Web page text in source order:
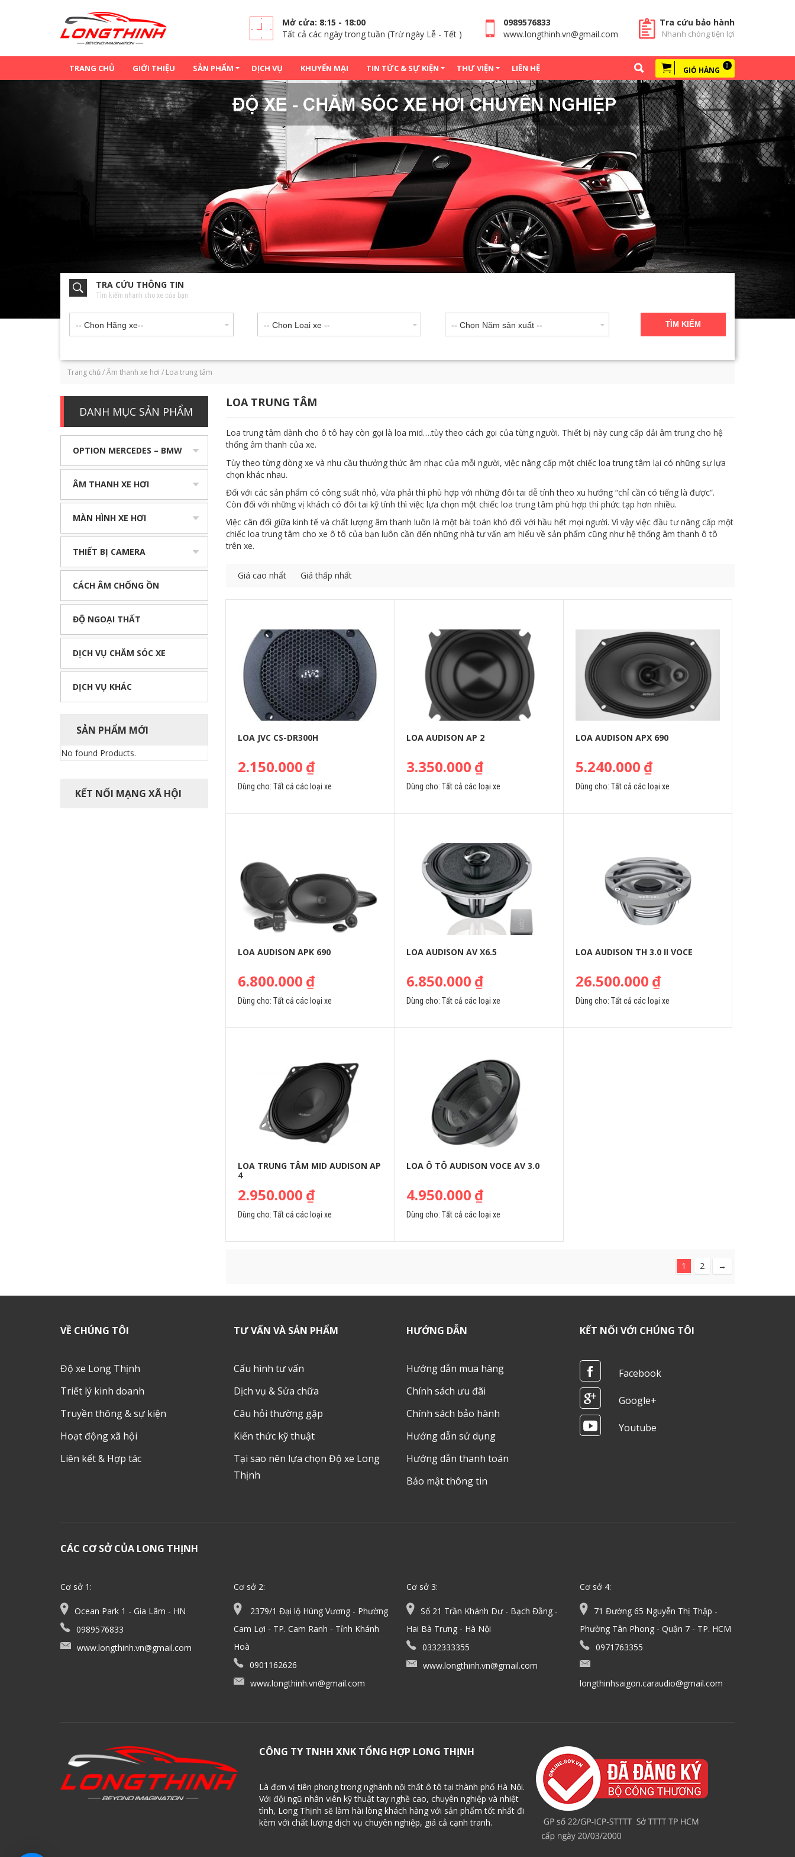
Mở cửa: 8:15 - 18:00
Tất cả các ngày trong tuần (Trừ ngày Lễ - Tết )
0989576833
www.longthinh.vn@gmail.com
Tra cứu bảo hành
Nhanh chóng tiện lợi
TRANG CHỦ GIỚI THIỆU SẢN PHẨM DỊCH VỤ KHUYẾN MẠI TIN TỨC & SỰ KIỆN THƯ VIỆN LIÊN HỆ GIỎ HÀNG 0
TRA CỨU THÔNG TIN
Tìm kiếm nhanh cho xe của bạn
-- Chọn Hãng xe-- -- Chọn Loại xe -- -- Chọn Năm sản xuất -- TÌM KIẾM
Trang chủ/Âm thanh xe hơi / Loa trung tâm
DANH MỤC SẢN PHẨM
OPTION MERCEDES – BMW
ÂM THANH XE HƠI
MÀN HÌNH XE HƠI
THIẾT BỊ CAMERA
CÁCH ÂM CHỐNG ỒN
ĐỘ NGOẠI THẤT
DỊCH VỤ CHĂM SÓC XE
DỊCH VỤ KHÁC
SẢN PHẨM MỚI
No found Products.
KẾT NỐI MẠNG XÃ HỘI
LOA TRUNG TÂM
Loa trung tâm dành cho ô tô hay còn gọi là loa mid….tùy theo cách gọi của từng người. Thiết bị này cung cấp dải âm trung cho hệ
thống âm thanh của xe.
Tùy theo từng dòng xe và nhu cầu thưởng thức âm nhạc của mỗi người, việc nâng cấp một chiếc loa trung tâm lại có những sự lựa
chọn khác nhau.
Đối với các sản phẩm có công suất nhỏ, vừa phải thì phù hợp với những đôi tai dễ tính theo xu hướng “chỉ cần có tiếng là được”.
Còn đối với những vị khách có đôi tai kỹ tính thì việc lựa chọn một chiếc loa trung tâm phù hợp thì phức tạp hơn nhiều.
Việc cân đối giữa kinh tế và chất lượng âm thanh luôn là một bài toán khó đối với hầu hết mọi người. Vì vậy việc đầu tư nâng cấp một
chiếc loa trung tâm cho xe ô tô của bạn luôn cần đến những nhà tư vấn am hiểu về sản phẩm cũng như hệ thống âm thanh ô tô
trên xe.
Giá cao nhẩt Giá thấp nhẩt
LOA JVC CS-DR300H
2.150.000 ₫
Dùng cho: Tất cả các loại xe
LOA AUDISON AP 2
3.350.000 ₫
Dùng cho:Tất cả các loại xe
LOA AUDISON APX 690
5.240.000 ₫
Dùng cho: Tất cả các loại xe
LOA AUDISON APK 690
6.800.000 ₫
Dùng cho: Tất cả các loại xe
LOA AUDISON AV X6.5
6.850.000 ₫
Dùng cho:Tất cả các loại xe
LOA AUDISON TH 3.0 II VOCE
26.500.000 ₫
Dùng cho: Tất cả các loại xe
LOA TRUNG TÂM MID AUDISON AP
4
2.950.000 ₫
Dùng cho: Tất cả các loại xe
LOA Ô TÔ AUDISON VOCE AV 3.0
4.950.000 ₫
Dùng cho:Tất cả các loại xe
1 2 →
VỀ CHÚNG TÔI
Độ xe Long Thịnh
Triết lý kinh doanh
Truyền thông & sự kiện
Hoạt động xã hội
Liên kết & Hợp tác
TƯ VẤN VÀ SẢN PHẨM
Cấu hình tư vấn
Dịch vụ & Sửa chữa
Câu hỏi thường gặp
Kiến thức kỹ thuật
Tại sao nên lựa chọn Độ xe Long
Thịnh
HƯỚNG DẪN
Hướng dẫn mua hàng
Chính sách ưu đãi
Chính sách bảo hành
Hướng dẫn sử dụng
Hướng dẫn thanh toán
Bảo mật thông tin
KẾT NỐI VỚI CHÚNG TÔI
Facebook
Google+
Youtube
CÁC CƠ SỞ CỦA LONG THỊNH
Cơ sở 1:
Ocean Park 1 - Gia Lâm - HN
0989576833
www.longthinh.vn@gmail.com
Cơ sở 2:
2379/1 Đại lộ Hùng Vương - Phường
Cam Lợi - TP. Cam Ranh - Tỉnh Khánh
Hoà
0901162626
www.longthinh.vn@gmail.com
Cơ sở 3:
Số 21 Trần Khánh Dư - Bạch Đằng -
Hai Bà Trưng - Hà Nội
0332333355
www.longthinh.vn@gmail.com
Cơ sở 4:
71 Đường 65 Nguyễn Thị Thập -
Phường Tân Phong - Quận 7 - TP. HCM
0971763355
longthinhsaigon.caraudio@gmail.com
CÔNG TY TNHH XNK TỔNG HỢP LONG THỊNH
Là đơn vị tiên phong trong nghành nội thất ô tô tại thành phố Hà Nội.
Với đội ngũ nhân viên kỹ thuật tay nghề cao, chuyên nghiệp và nhiệt
tình, Long Thịnh sẽ làm hài lòng khách hàng với sản phẩm tốt nhất đi
kèm với chất lượng dịch vụ chuyên nghiệp, giá cả cạnh tranh.